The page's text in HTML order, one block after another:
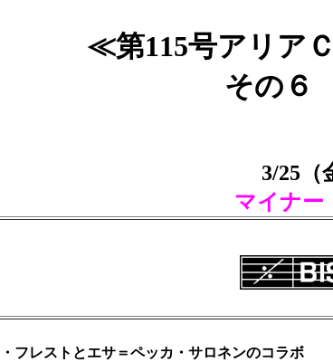
≪第115号アリア
その６
3/25（
マイナー
フレストとエサ＝ペッカ・サロネンのコラボ